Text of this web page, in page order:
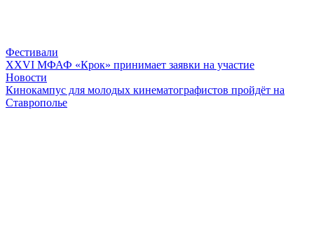
Фестивали
XXVI МФАФ «Крок» принимает заявки на участие
Новости
Кинокампус для молодых кинематографистов пройдёт на
Ставрополье